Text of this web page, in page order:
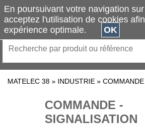
MATELEC 38 » INDUSTRIE »
COMMANDE -
SIGNALISATION
En poursuivant votre navigation
acceptez l'utilisation de cookies
expérience optimale.
OK